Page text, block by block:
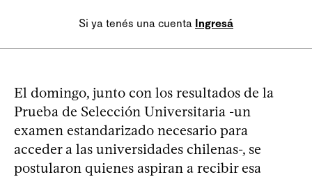
Si ya tenés una cuenta Ingresá
El domingo, junto con los resultados de la
Prueba de Selección Universitaria -un
examen estandarizado necesario para
acceder a las universidades chilenas-, se
postularon quienes aspiran a recibir esa